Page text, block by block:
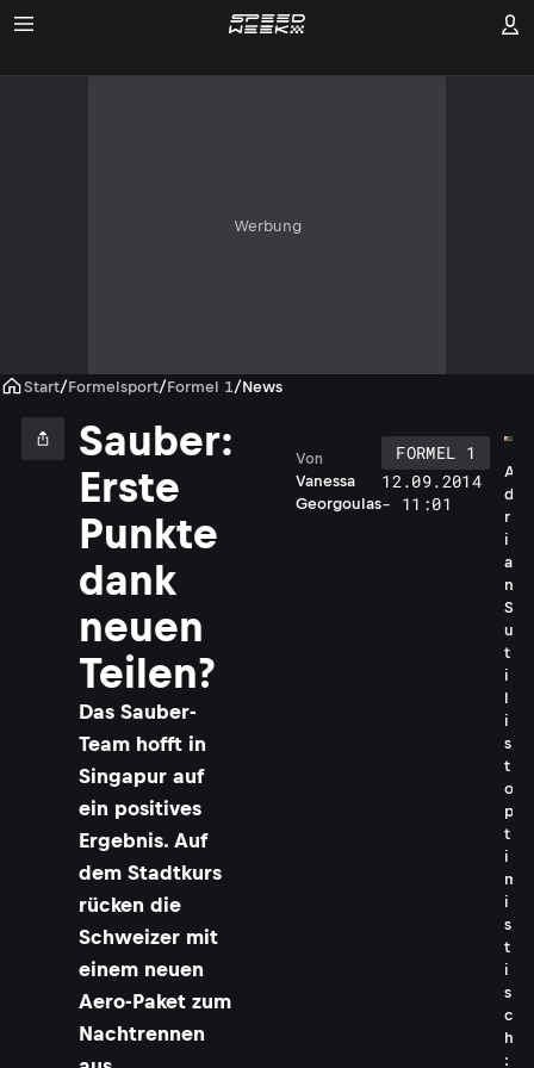
Werbung
Start/Formelsport/Formel 1/News
Sauber:
Erste
Punkte
dank
neuen
Teilen?
Das Sauber-
Team hofft in
Singapur auf
ein positives
Ergebnis. Auf
dem Stadtkurs
rücken die
Schweizer mit
einem neuen
Aero-Paket zum
Nachtrennen
Vanessa
Georgoulas
Von
FORMEL 1
12.09.2014
- 11:01
A
d
r
i
a
n
S
u
t
i
l
i
s
t
o
p
t
i
m
i
s
t
i
s
c
h
: